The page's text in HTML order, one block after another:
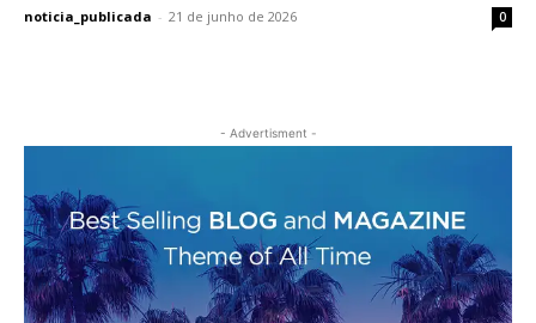
noticia_publicada - 21 de junho de 2026 0
- Advertisment -